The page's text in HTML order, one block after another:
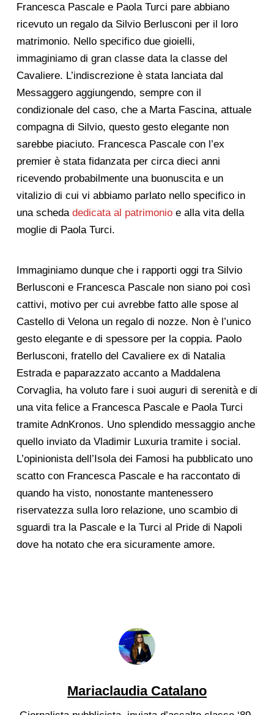
Francesca Pascale e Paola Turci pare abbiano
ricevuto un regalo da Silvio Berlusconi per il loro
matrimonio. Nello specifico due gioielli,
immaginiamo di gran classe data la classe del
Cavaliere. L’indiscrezione è stata lanciata dal
Messaggero aggiungendo, sempre con il
condizionale del caso, che a Marta Fascina, attuale
compagna di Silvio, questo gesto elegante non
sarebbe piaciuto. Francesca Pascale con l’ex
premier è stata fidanzata per circa dieci anni
ricevendo probabilmente una buonuscita e un
vitalizio di cui vi abbiamo parlato nello specifico in
una scheda dedicata al patrimonioe alla vita della
moglie di Paola Turci.
Immaginiamo dunque che i rapporti oggi tra Silvio
Berlusconi e Francesca Pascale non siano poi così
cattivi, motivo per cui avrebbe fatto alle spose al
Castello di Velona un regalo di nozze. Non è l’unico
gesto elegante e di spessore per la coppia. Paolo
Berlusconi, fratello del Cavaliere ex di Natalia
Estrada e paparazzato accanto a Maddalena
Corvaglia, ha voluto fare i suoi auguri di serenità e di
una vita felice a Francesca Pascale e Paola Turci
tramite AdnKronos. Uno splendido messaggio anche
quello inviato da Vladimir Luxuria tramite i social.
L’opinionista dell’Isola dei Famosi ha pubblicato uno
scatto con Francesca Pascale e ha raccontato di
quando ha visto, nonostante mantenessero
riservatezza sulla loro relazione, uno scambio di
sguardi tra la Pascale e la Turci al Pride di Napoli
dove ha notato che era sicuramente amore.
Mariaclaudia Catalano